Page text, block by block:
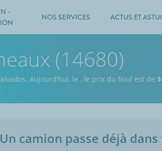
-
NOS SERVICES ACTUS ET
(14680)
Aujourd’hui, le , le prix du fioul est de
Un camion passe déjà